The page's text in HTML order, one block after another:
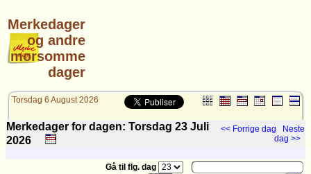
Merkedager
og andre
morsomme
dager
Torsdag 6 August 2026
Merkedager for dagen: Torsdag 23 Juli
2026
<< Forrige dag
Neste
dag >>
Gå til flg. dag